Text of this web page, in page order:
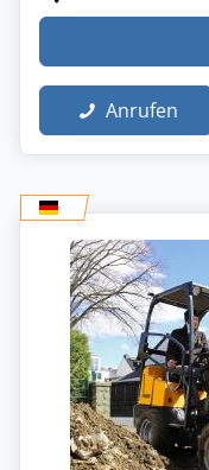
Anrufen